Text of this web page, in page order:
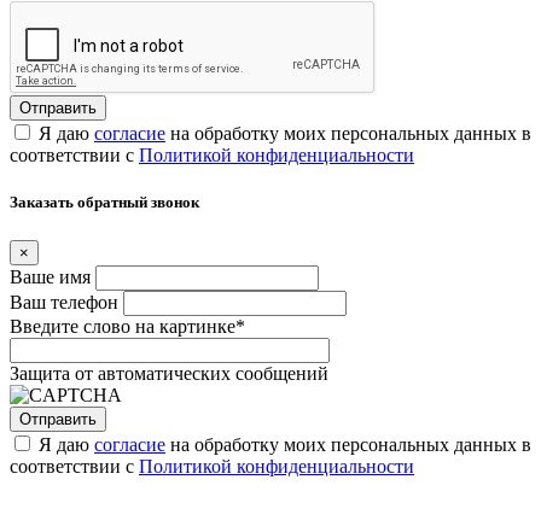
Я даю согласие на обработку моих персональных данных в
соответствии с Политикой конфиденциальности
Заказать обратный звонок
×
Ваше имя
Ваш телефон
Введите слово на картинке*
Защита от автоматических сообщений
Я даю согласие на обработку моих персональных данных в
соответствии с Политикой конфиденциальности